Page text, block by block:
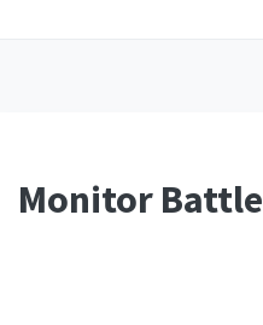
Monitor Battle